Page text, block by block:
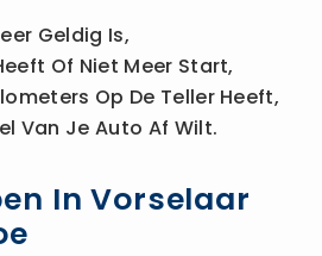
Geldig Is,
Of Niet Meer Start,
Op De Teller Heeft,
Van Je Auto Af Wilt.
In Vorselaar